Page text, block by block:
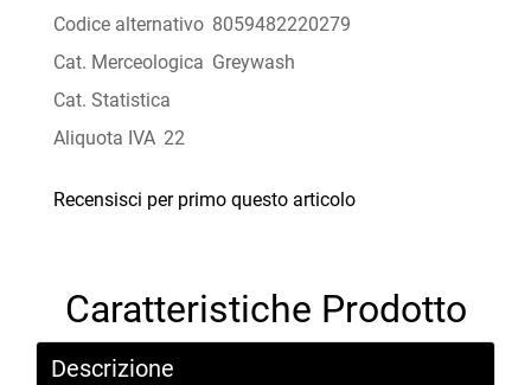
Codice alternativo 8059482220279
Cat. Merceologica Greywash
Cat. Statistica
Aliquota IVA 22
Recensisci per primo questo articolo
Caratteristiche Prodotto
Descrizione